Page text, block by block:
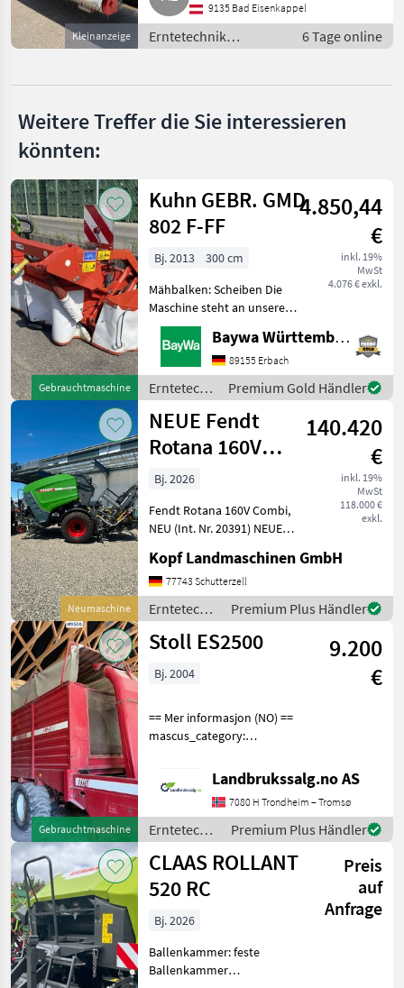
Marktplatz Händlerangebote Kleinanzeigen
Kleinanzeige
9135 Bad Eisenkappel
Erntetechnik
Grünland / Schwader
6 Tage online
Weitere Treffer die Sie interessieren
könnten:
Gebrauchtmaschine
Kuhn GEBR. GMD
802 F-FF
4.850,44
€
inkl. 19%
MwSt
4.076 € exkl.
Bj. 2013
300 cm
Mähbalken: Scheiben Die
Maschine steht an unserem
BayWa-Standort in DE-
88214 Ravensburg.Gerne
steht Ihnen Herr Schmid
unter Tel.: 0151 1610 3978
für Ihre Anfrage zur
Baywa Württemberg
89155 Erbach
Erntetechnik
Grünland /
Kuhn
Premium Gold Händler
Neumaschine
NEUE Fendt
Rotana 160V
Combi
Rundballenpresse,
i
140.420
€
inkl. 19%
MwSt
118.000 €
exkl.
Bj. 2026
Fendt Rotana 160V Combi,
NEU (Int. Nr. 20391) NEUE
Typ Rotana 160V Combi
Baujahr 2026 40km/h Netz-
und Folienbindung,
integrierte Wickelein
Kopf Landmaschinen GmbH
77743 Schutterzell
Erntetechnik
Grünland /
Fendt
Premium Plus Händler
Gebrauchtmaschine
Stoll ES2500
9.200
€
Bj. 2004
== Mer informasjon (NO) ==
mascus_category:
provide reference number
upon request: 9506 See
en.landbrukssalg.no/9506
for more images Specif
Landbrukssalg.no AS
7080 H Trondheim – Tromsø
Erntetechnik
Grünland /
Stoll
Premium Plus Händler
CLAAS ROLLANT
520 RC
Preis
auf
Anfrage
Bj. 2026
Ballenkammer: feste
Ballenkammer